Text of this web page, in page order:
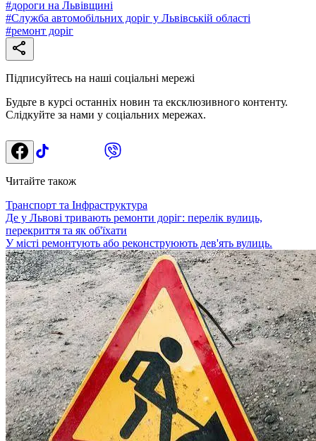
#дороги на Львівщині
#Служба автомобільних доріг у Львівській області
#ремонт доріг
Підписуйтесь на наші соціальні мережі
Будьте в курсі останніх новин та ексклюзивного контенту.
Слідкуйте за нами у соціальних мережах.
Читайте також
Транспорт та Інфраструктура
Де у Львові тривають ремонти доріг: перелік вулиць,
перекриття та як об'їхати
У місті ремонтують або реконструюють дев'ять вулиць.